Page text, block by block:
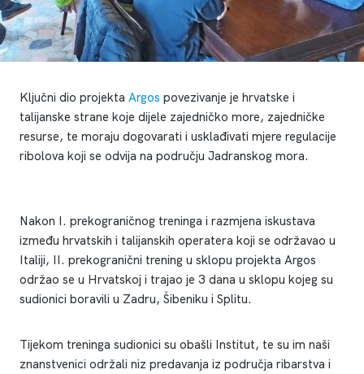
Ključni dio projekta Argos povezivanje je hrvatske i
talijanske strane koje dijele zajedničko more, zajedničke
resurse, te moraju dogovarati i usklađivati mjere regulacije
ribolova koji se odvija na području Jadranskog mora.
Nakon I. prekograničnog treninga i razmjena iskustava
između hrvatskih i talijanskih operatera koji se održavao u
Italiji, II. prekogranični trening u sklopu projekta Argos
održao se u Hrvatskoj i trajao je 3 dana u sklopu kojeg su
sudionici boravili u Zadru, Šibeniku i Splitu.
Tijekom treninga sudionici su obašli Institut, te su im naši
znanstvenici održali niz predavanja iz područja ribarstva i